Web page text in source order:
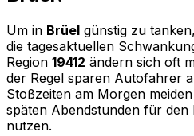
Um in Brüel günstig zu
die tagesaktuellen
Region 19412 ändern sich oft
der Regel sparen Autofahrer
Stoßzeiten am Morgen
späten Abendstunden für den
nutzen.